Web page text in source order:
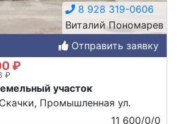
8 928 319-0606
Виталий Пономарев
Отправить заявку
₽
₽
участок
Промышленная ул.
11 600/0/0